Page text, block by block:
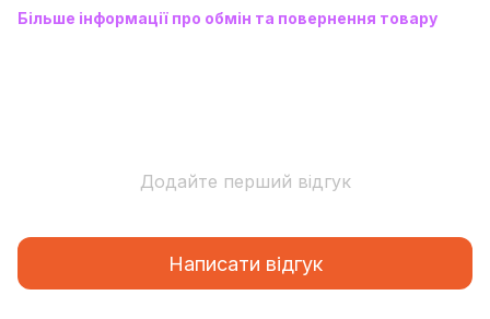
Більше інформації про обмін та повернення товару
Додайте перший відгук
Написати відгук